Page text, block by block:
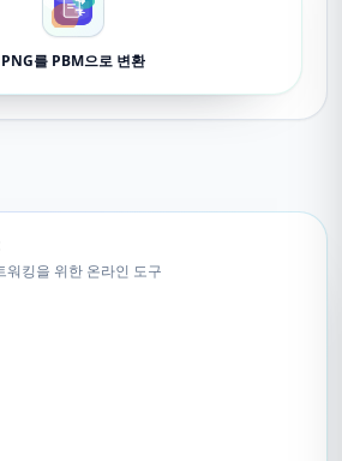
PNG를 PBM으로 변환
워킹을 위한 온라인 도구